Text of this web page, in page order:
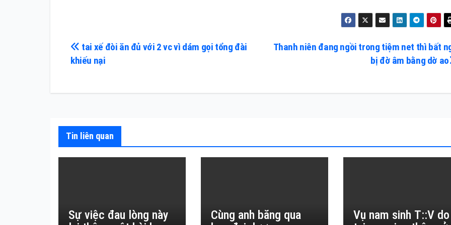
Điều
hướng
bài
Thanh niên đang ngồi trong tiệm net thì bất
bị đờ âm bằng dờ ao
tai xế đòi ăn đủ với 2 vc vì dám gọi tổng đài
khiếu nại
Tin liên quan
Sự việc đau lòng này
Cùng anh băng qua
Vụ nam sinh T::V do